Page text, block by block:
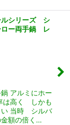
シリーズ シ
ロー両手鍋 レ
アルミにホー
は高く しかも
い 当時 シルバ
金額の倍く…